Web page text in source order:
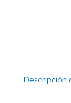
Descripción